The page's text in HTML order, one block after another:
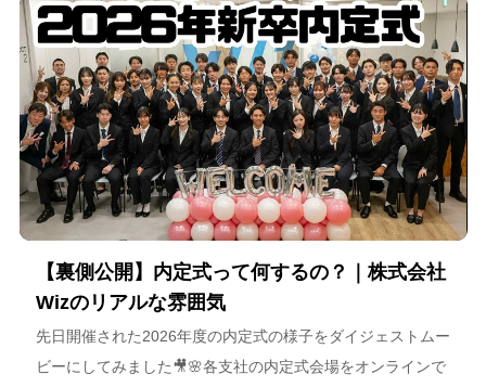
【裏側公開】内定式って何するの？｜株式会社
Wizのリアルな雰囲気
先日開催された2026年度の内定式の様子をダイジェストムー
ビーにしてみました🎥🌸各支社の内定式会場をオンラインで